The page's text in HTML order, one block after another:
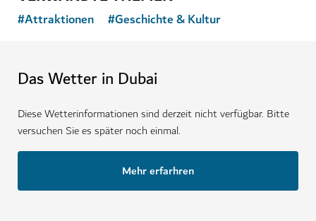
#Attraktionen #Geschichte & Kultur
Das Wetter in Dubai
Diese Wetterinformationen sind derzeit nicht verfügbar. Bitte
versuchen Sie es später noch einmal.
Mehr erfarhren